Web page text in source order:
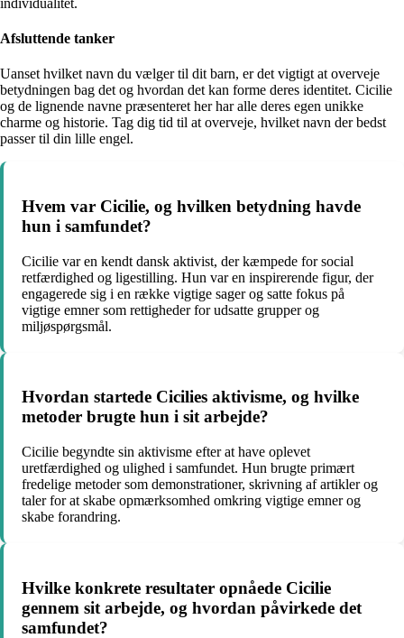
Afsluttende tanker
Uanset hvilket navn du vælger til dit barn, er det vigtigt at overveje
betydningen bag det og hvordan det kan forme deres identitet. Cicilie
og de lignende navne præsenteret her har alle deres egen unikke
charme og historie. Tag dig tid til at overveje, hvilket navn der bedst
passer til din lille engel.
Hvem var Cicilie, og hvilken betydning havde
hun i samfundet?
Cicilie var en kendt dansk aktivist, der kæmpede for social
retfærdighed og ligestilling. Hun var en inspirerende figur, der
engagerede sig i en række vigtige sager og satte fokus på
vigtige emner som rettigheder for udsatte grupper og
miljøspørgsmål.
Hvordan startede Cicilies aktivisme, og hvilke
metoder brugte hun i sit arbejde?
Cicilie begyndte sin aktivisme efter at have oplevet
uretfærdighed og ulighed i samfundet. Hun brugte primært
fredelige metoder som demonstrationer, skrivning af artikler og
taler for at skabe opmærksomhed omkring vigtige emner og
skabe forandring.
Hvilke konkrete resultater opnåede Cicilie
gennem sit arbejde, og hvordan påvirkede det
samfundet?